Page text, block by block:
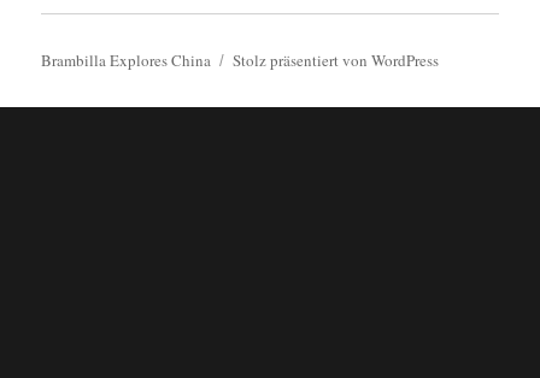
Brambilla Explores China Stolz präsentiert von WordPress